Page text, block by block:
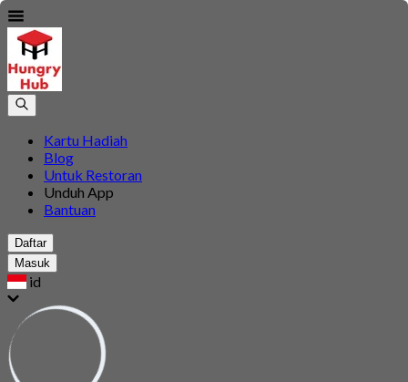
Kartu Hadiah
Blog
Untuk Restoran
Unduh App
Bantuan
Daftar
Masuk
id